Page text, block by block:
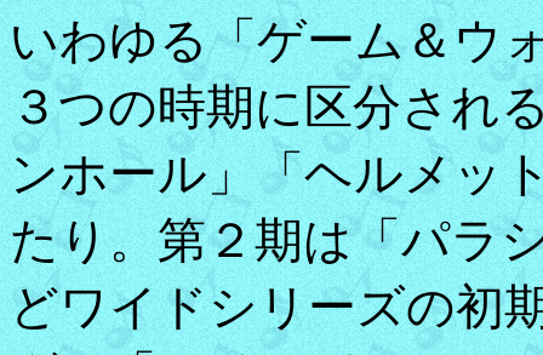
いわゆる「ゲーム＆ウ
３つの時期に区分され
ンホール」「ヘルメッ
たり。第２期は「パラ
どワイドシリーズの初